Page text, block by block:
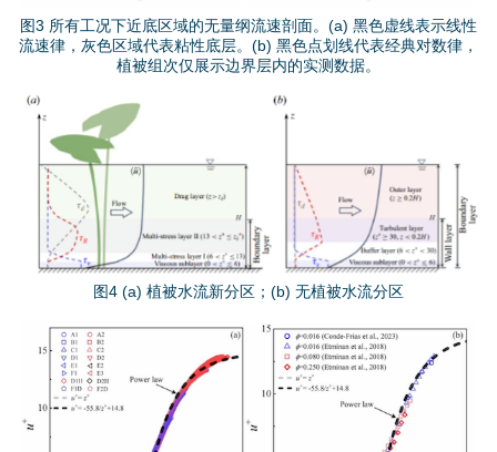
p
n
g
图3 所有工况下近底区域的无量纲流速剖面。(a) 黑色虚线表示线性
流速律，灰色区域代表粘性底层。(b) 黑色点划线代表经典对数律，
植被组次仅展示边界层内的实测数据。
g
图4 (a) 植被水流新分区；(b) 无植被水流分区
片